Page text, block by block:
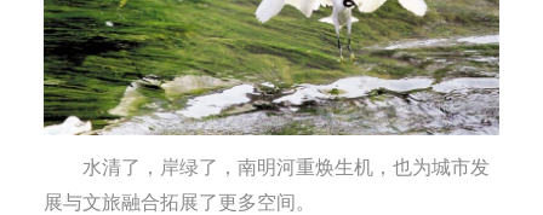
水清了，岸绿了，南明河重焕生机，也为城市发
展与文旅融合拓展了更多空间。